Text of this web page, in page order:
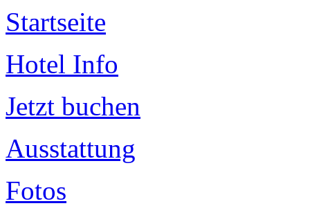
Startseite
Hotel Info
Jetzt buchen
Ausstattung
Fotos